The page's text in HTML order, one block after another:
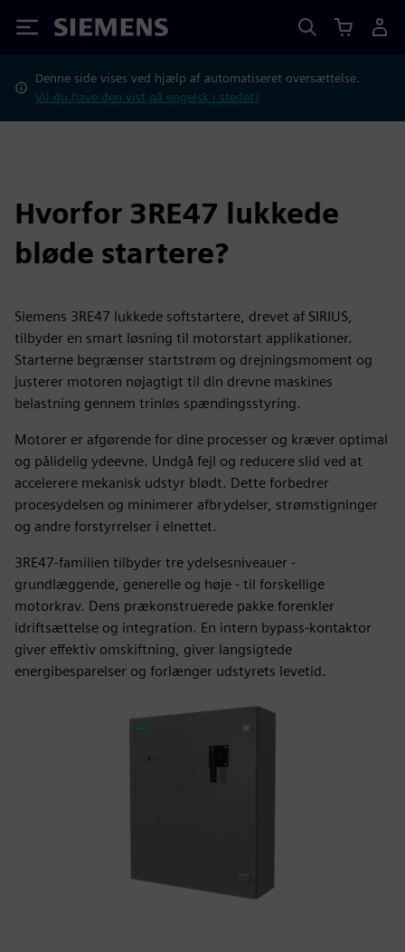
Siemens
Denne side vises ved hjælp af automatiseret oversættelse.
Vil du have den vist på engelsk i stedet?
Hvorfor 3RE47 lukkede
bløde startere?
Siemens 3RE47 lukkede softstartere, drevet af SIRIUS,
tilbyder en smart løsning til motorstart applikationer.
Starterne begrænser startstrøm og drejningsmoment og
justerer motoren nøjagtigt til din drevne maskines
belastning gennem trinløs spændingsstyring.
Motorer er afgørende for dine processer og kræver optimal
og pålidelig ydeevne. Undgå fejl og reducere slid ved at
accelerere mekanisk udstyr blødt. Dette forbedrer
procesydelsen og minimerer afbrydelser, strømstigninger
og andre forstyrrelser i elnettet.
3RE47-familien tilbyder tre ydelsesniveauer -
grundlæggende, generelle og høje - til forskellige
motorkrav. Dens prækonstruerede pakke forenkler
idriftsættelse og integration. En intern bypass-kontaktor
giver effektiv omskiftning, giver langsigtede
energibesparelser og forlænger udstyrets levetid.